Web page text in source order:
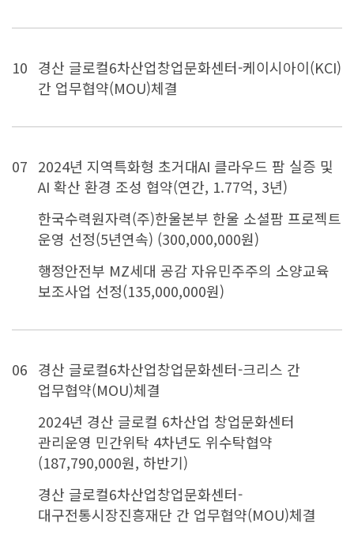
10 경산 글로컬6차산업창업문화센터-케이시아이(KCI)
간 업무협약(MOU)체결
07 2024년 지역특화형 초거대AI 클라우드 팜 실증 및
AI 확산 환경 조성 협약(연간, 1.77억, 3년)
한국수력원자력(주)한울본부 한울 소셜팜 프로젝트
운영 선정(5년연속) (300,000,000원)
행정안전부 MZ세대 공감 자유민주주의 소양교육
보조사업 선정(135,000,000원)
06 경산 글로컬6차산업창업문화센터-크리스 간
업무협약(MOU)체결
2024년 경산 글로컬 6차산업 창업문화센터
관리운영 민간위탁 4차년도 위수탁협약
(187,790,000원, 하반기)
경산 글로컬6차산업창업문화센터-
대구전통시장진흥재단 간 업무협약(MOU)체결